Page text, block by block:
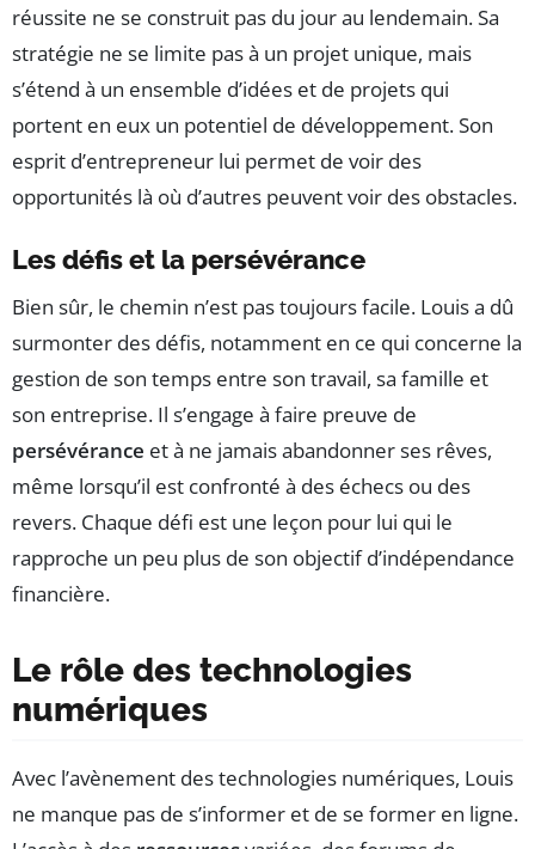
réussite ne se construit pas du jour au lendemain. Sa
stratégie ne se limite pas à un projet unique, mais
s’étend à un ensemble d’idées et de projets qui
portent en eux un potentiel de développement. Son
esprit d’entrepreneur lui permet de voir des
opportunités là où d’autres peuvent voir des obstacles.
Les défis et la persévérance
Bien sûr, le chemin n’est pas toujours facile. Louis a dû
surmonter des défis, notamment en ce qui concerne la
gestion de son temps entre son travail, sa famille et
son entreprise. Il s’engage à faire preuve de
persévérance et à ne jamais abandonner ses rêves,
même lorsqu’il est confronté à des échecs ou des
revers. Chaque défi est une leçon pour lui qui le
rapproche un peu plus de son objectif d’indépendance
financière.
Le rôle des technologies
numériques
Avec l’avènement des technologies numériques, Louis
ne manque pas de s’informer et de se former en ligne.